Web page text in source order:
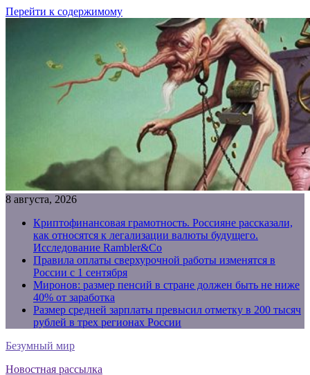
Перейти к содержимому
8 августа, 2026
Криптофинансовая грамотность. Россияне рассказали,
как относятся к легализации валюты будущего.
Исследование Rambler&Co
Правила оплаты сверхурочной работы изменятся в
России с 1 сентября
Миронов: размер пенсий в стране должен быть не ниже
40% от заработка
Размер средней зарплаты превысил отметку в 200 тысяч
рублей в трех регионах России
Безумный мир
Новостная рассылка